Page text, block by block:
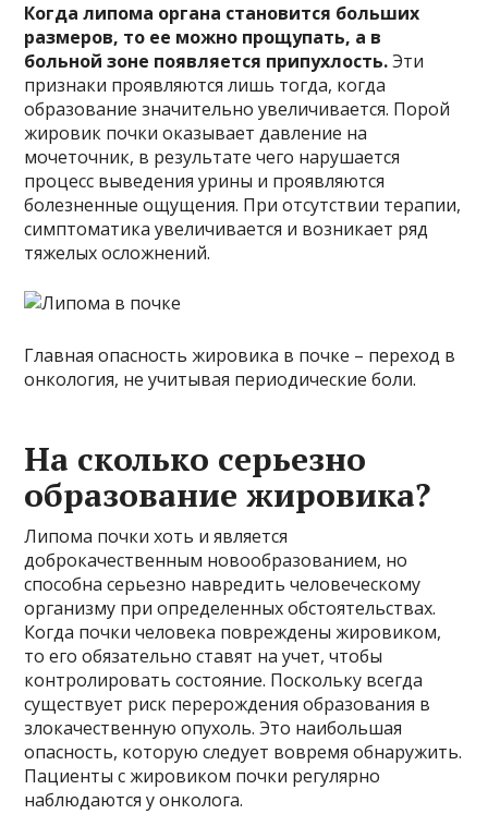
Когда липома органа становится больших
размеров, то ее можно прощупать, а в
больной зоне появляется припухлость.Эти
признаки проявляются лишь тогда, когда
образование значительно увеличивается. Порой
жировик почки оказывает давление на
мочеточник, в результате чего нарушается
процесс выведения урины и проявляются
болезненные ощущения. При отсутствии терапии,
симптоматика увеличивается и возникает ряд
тяжелых осложнений.
Главная опасность жировика в почке – переход в
онкология, не учитывая периодические боли.
На сколько серьезно
образование жировика?
Липома почки хоть и является
доброкачественным новообразованием, но
способна серьезно навредить человеческому
организму при определенных обстоятельствах.
Когда почки человека повреждены жировиком,
то его обязательно ставят на учет, чтобы
контролировать состояние. Поскольку всегда
существует риск перерождения образования в
злокачественную опухоль. Это наибольшая
опасность, которую следует вовремя обнаружить.
Пациенты с жировиком почки регулярно
наблюдаются у онколога.